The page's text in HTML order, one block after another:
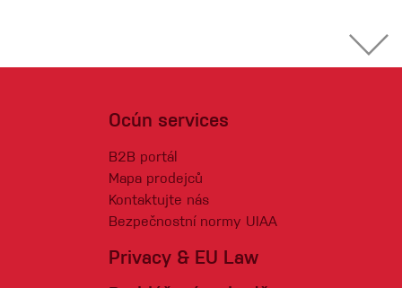
Ocún services
B2B portál
Mapa prodejců
Kontaktujte nás
Bezpečnostní normy UIAA
Privacy & EU Law